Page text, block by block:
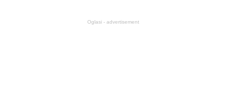
Oglasi - advertisement